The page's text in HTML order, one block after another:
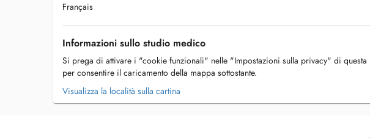
Français
Informazioni sullo studio medico
Si prega di attivare i "cookie funzionali" nelle "Impostazioni sulla privacy" di questa
per consentire il caricamento della mappa sottostante.
Visualizza la località sulla cartina